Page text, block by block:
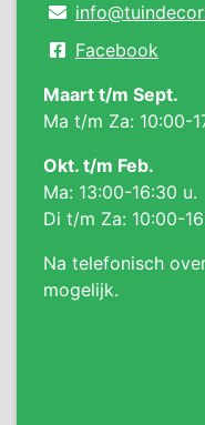
Facebook
Maart t/m Sept.
Ma t/m Za: 10:00-
Okt. t/m Feb.
Ma: 13:00-16:30 u.
Di t/m Za: 10:00-
Na telefonisch
mogelijk.